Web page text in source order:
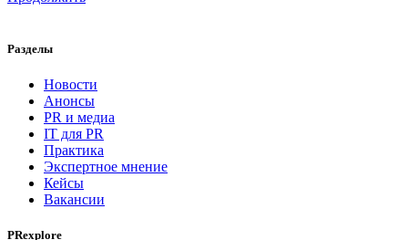
Разделы
Новости
Анонсы
PR и медиа
IT для PR
Практика
Экспертное мнение
Кейсы
Вакансии
PRexplore